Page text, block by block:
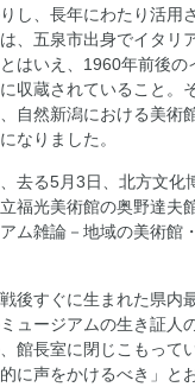
し、長年にわたり活用
、五泉市出身でイタリ
はいえ、1960年前後の
収蔵されていること。
自然新潟における美術
なりました。
去る5月3日、北方文化
福光美術館の奥野達夫
ム雑論－地域の美術館
後すぐに生まれた県内
ュージアムの生き証人
館長室に閉じこもって
に声をかけるべき」と